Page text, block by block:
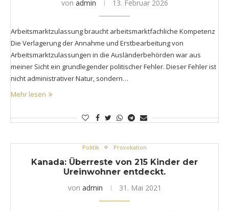
von admin 13. Februar 2026
Arbeitsmarktzulassung braucht arbeitsmarktfachliche Kompetenz
Die Verlagerung der Annahme und Erstbearbeitung von
Arbeitsmarktzulassungen in die Ausländerbehörden war aus
meiner Sicht ein grundlegender politischer Fehler. Dieser Fehler ist
nicht administrativer Natur, sondern…
Mehr lesen
Politik Provokation
Kanada: Überreste von 215 Kinder der
Ureinwohner entdeckt.
von admin 31. Mai 2021